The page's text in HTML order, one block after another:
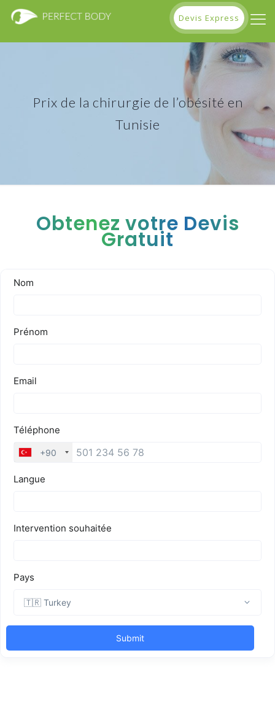
Devis Express
Prix de la chirurgie de l’obésité en
Tunisie
Obtenez votre Devis
Gratuit